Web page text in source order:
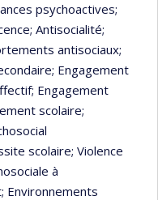
psychoactives;
; Antisocialité;
antisociaux;
; Engagement
; Engagement
scolaire;
scolaire; Violence
à
; Environnements